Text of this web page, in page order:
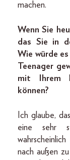
machen.
Wenn Sie
das Sie in
Wie würde
Teenager
mit Ihrem
können?
Ich glaube,
eine sehr
nach außen